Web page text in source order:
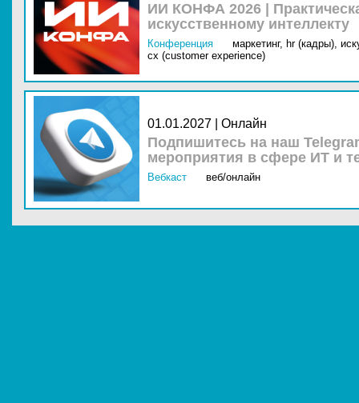
ИИ КОНФА 2026 |
искусственному интеллекту
Конференция маркетинг, hr (кадры),
cx (customer experience)
01.01.2027 | Онлайн
Подпишитесь на наш
мероприятия в сфере ИТ и
Вебкаст веб/онлайн